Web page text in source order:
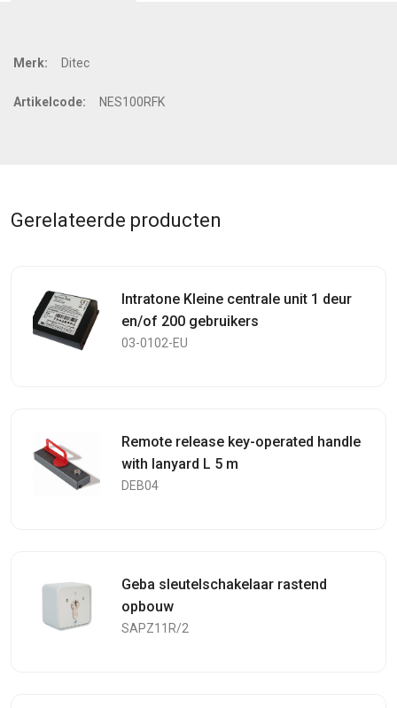
Merk: Ditec
Artikelcode: NES100RFK
Gerelateerde producten
Intratone Kleine centrale unit 1 deur
en/of 200 gebruikers
03-0102-EU
Remote release key-operated handle
with lanyard L 5 m
DEB04
Geba sleutelschakelaar rastend
opbouw
SAPZ11R/2